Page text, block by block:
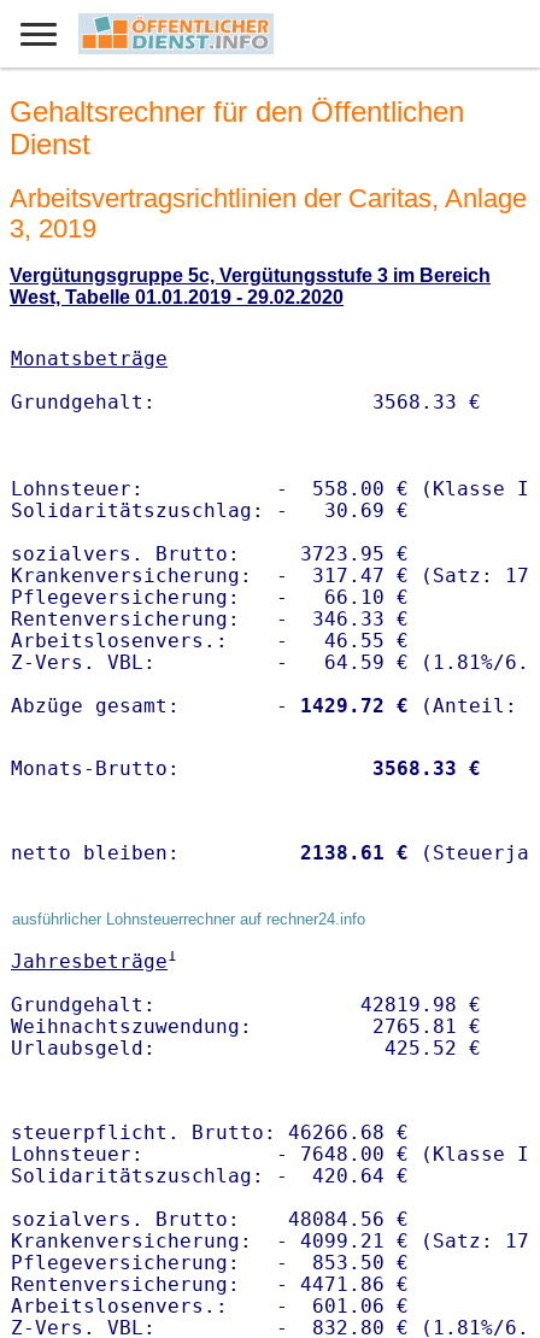
Gehaltsrechner für den Öffentlichen
Dienst
Arbeitsvertragsrichtlinien der Caritas, Anlage
3, 2019
Vergütungsgruppe 5c, Vergütungsstufe 3 im Bereich
West, Tabelle 01.01.2019 - 29.02.2020
Monatsbeträge
Lohnsteuer:           -  558.00 € (Klasse I)
Solidaritätszuschlag: -   30.69 €
sozialvers. Brutto:     3723.95 €
Krankenversicherung:  -  317.47 € (Satz:
Pflegeversicherung:   -   66.10 €
Rentenversicherung:   -  346.33 €
Arbeitslosenvers.:    -   46.55 €
Z-Vers. VBL:          -   64.59 € ( 1.81%/
Abzüge gesamt:        -
1429.72 €
Monats-Brutto: 3568.33 €
netto bleiben: 2138.61 €
ausführlicher Lohnsteuerrechner auf rechner24.info
Jahresbeträge1
Grundgehalt:                 42819.98 €
Weihnachtszuwendung:          2765.81 €
steuerpflicht. Brutto: 46266.68 €
Lohnsteuer:           - 7648.00 € (Klasse I)
Solidaritätszuschlag: -  420.64 €
sozialvers. Brutto:    48084.56 €
Krankenversicherung:  - 4099.21 € (Satz:
Pflegeversicherung:   -  853.50 €
Rentenversicherung:   - 4471.86 €
Arbeitslosenvers.:    -  601.06 €
Z-Vers. VBL:          -  832.80 € ( 1.81%/